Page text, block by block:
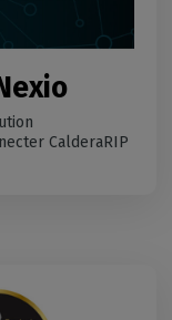
CalderaRIP